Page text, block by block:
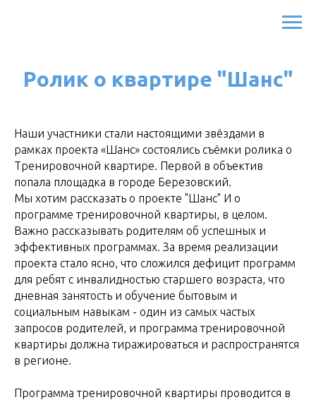
Ролик о квартире "Шанс"
Наши участники стали настоящими звёздами в
рамках проекта «Шанс» состоялись съёмки ролика о
Тренировочной квартире. Первой в объектив
попала площадка в городе Березовский.
Мы хотим рассказать о проекте "Шанс" И о
программе тренировочной квартиры, в целом.
Важно рассказывать родителям об успешных и
эффективных программах. За время реализации
проекта стало ясно, что сложился дефицит программ
для ребят с инвалидностью старшего возраста, что
дневная занятость и обучение бытовым и
социальным навыкам - один из самых частых
запросов родителей, и программа тренировочной
квартиры должна тиражироваться и распространятся
в регионе.
Программа тренировочной квартиры проводится в